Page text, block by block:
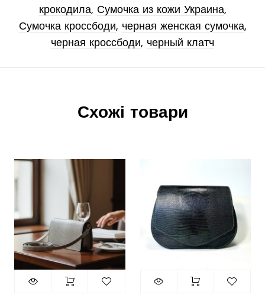
крокодила, Сумочка из кожи Украина,
Сумочка кроссбоди, черная женская сумочка,
черная кроссбоди, черный клатч
Схожі товари